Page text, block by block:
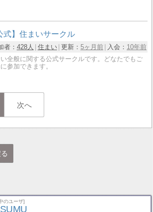
式】住まいサークル
者： 428人 住まい 更新： 5ヶ月前 入会： 10年前
全般に関する公式サークルです。どなたでもご
参加できます。
次へ
のユーザ]